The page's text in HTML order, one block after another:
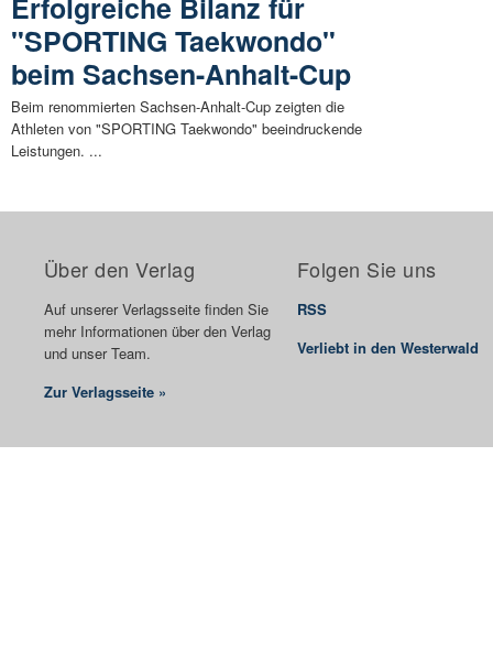
Erfolgreiche Bilanz für
"SPORTING Taekwondo"
beim Sachsen-Anhalt-Cup
Beim renommierten Sachsen-Anhalt-Cup zeigten die
Athleten von "SPORTING Taekwondo" beeindruckende
Leistungen. ...
Über den Verlag
Auf unserer Verlagsseite finden Sie
mehr Informationen über den Verlag
und unser Team.
Zur Verlagsseite »
Folgen Sie uns
RSS
Verliebt in den Westerwald